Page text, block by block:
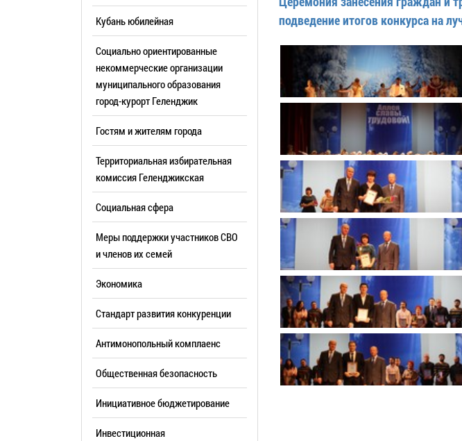
Стандарт развития конкуренции
Антимонопольный комплаенс
Общественная безопасность
Инициативное бюджетирование
Инвестиционная
привлекательность
Видеогалерея
РУКОВОДИТЕЛИ
Глава муниципального
Список руководителей
Резерв управленческих кадров
Сведения о нестационарных
объектах (НТО), QR-коды
Имущественная поддержка
субъектов МСП
Участие в программах
Проектная деятельность
Информационные системы
Официальные визиты и рабочие
поездки
Результаты проверок
Профсоюзные организации
Кубань юбилейная
Социально ориентированные
некоммерческие организации
муниципального образования
город-курорт Геленджик
Гостям и жителям города
Территориальная избирательная
комиссия Геленджикcкая
Социальная сфера
Меры поддержки участников СВО
и членов их семей
Экономика
Стандарт развития конкуренции
Антимонопольный комплаенс
Общественная безопасность
Инициативное бюджетирование
Инвестиционная
подведение итогов конкурса на